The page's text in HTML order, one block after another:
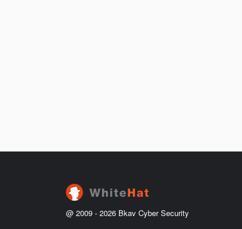
@ 2009 - 2026 Bkav Cyber Security